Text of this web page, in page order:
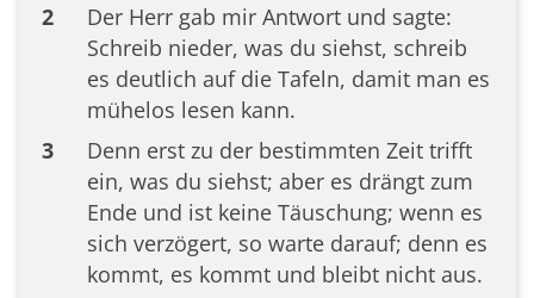
2
Der Herr gab mir Antwort und sagte:
Schreib nieder, was du siehst, schreib
es deutlich auf die Tafeln, damit man es
mühelos lesen kann.
3
Denn erst zu der bestimmten Zeit trifft
ein, was du siehst; aber es drängt zum
Ende und ist keine Täuschung; wenn es
sich verzögert, so warte darauf; denn es
kommt, es kommt und bleibt nicht aus.